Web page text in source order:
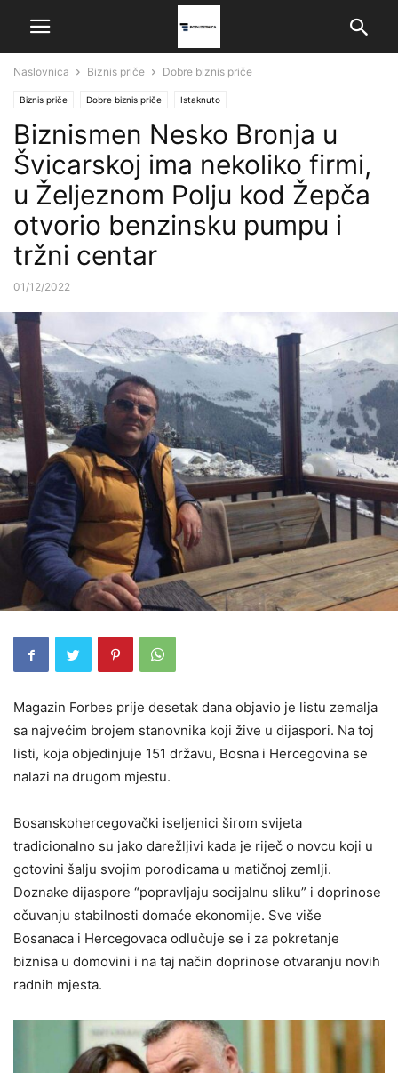
Naslovnica Biznis priče Dobre biznis priče
Biznis priče Dobre biznis priče Istaknuto
Biznismen Nesko Bronja u
Švicarskoj ima nekoliko firmi,
u Željeznom Polju kod Žepča
otvorio benzinsku pumpu i
tržni centar
01/12/2022
Magazin Forbes prije desetak dana objavio je listu zemalja
sa najvećim brojem stanovnika koji žive u dijaspori. Na toj
listi, koja objedinjuje 151 državu, Bosna i Hercegovina se
nalazi na drugom mjestu.
Bosanskohercegovački iseljenici širom svijeta
tradicionalno su jako darežljivi kada je riječ o novcu koji u
gotovini šalju svojim porodicama u matičnoj zemlji.
Doznake dijaspore “popravljaju socijalnu sliku” i doprinose
očuvanju stabilnosti domaće ekonomije. Sve više
Bosanaca i Hercegovaca odlučuje se i za pokretanje
biznisa u domovini i na taj način doprinose otvaranju novih
radnih mjesta.